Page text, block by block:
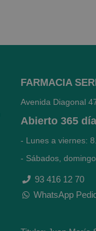
FARMACIA
Avenida Diagonal
Abierto 365
- Lunes a viernes:
- Sábados,
93 416 12 70
WhatsApp